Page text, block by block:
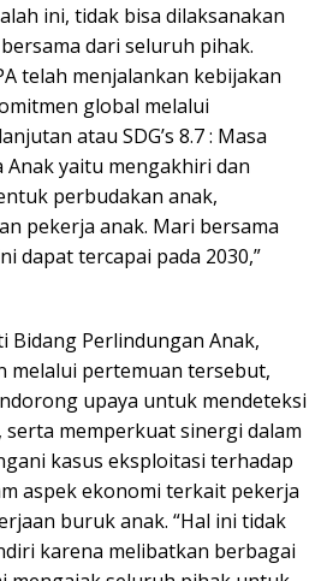
ini, tidak bisa dilaksanakan
dari seluruh pihak.
telah menjalankan kebijakan
global melalui
atau SDG’s 8.7 : Masa
Anak yaitu mengakhiri dan
perbudakan anak,
pekerja anak. Mari bersama
dapat tercapai pada 2030,”
Bidang Perlindungan Anak,
melalui pertemuan tersebut,
upaya untuk mendeteksi
memperkuat sinergi dalam
kasus eksploitasi terhadap
aspek ekonomi terkait pekerja
buruk anak. “Hal ini tidak
karena melibatkan berbagai